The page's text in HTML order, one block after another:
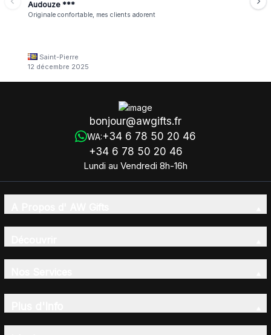
Audouze ***
Originale confortable, mes clients adorent
Saint-Pierre
12 décembre 2025
bonjour@awgifts.fr
WA:+34 6 78 50 20 46
+34 6 78 50 20 46
Lundi au Vendredi 8h-16h